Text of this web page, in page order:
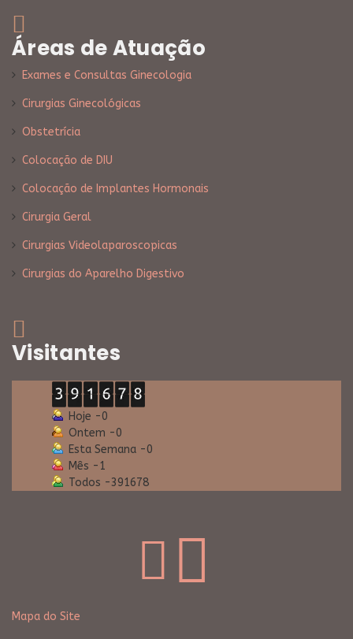
Áreas de Atuação
Exames e Consultas Ginecologia
Cirurgias Ginecológicas
Obstetrícia
Colocação de DIU
Colocação de Implantes Hormonais
Cirurgia Geral
Cirurgias Videolaparoscopicas
Cirurgias do Aparelho Digestivo
Visitantes
Hoje -0
Ontem -0
Esta Semana -0
Mês -1
Todos -391678
Mapa do Site